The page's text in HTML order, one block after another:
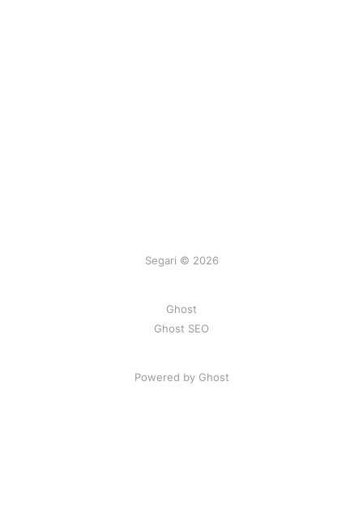
Segari © 2026
Ghost
Ghost SEO
Powered by Ghost